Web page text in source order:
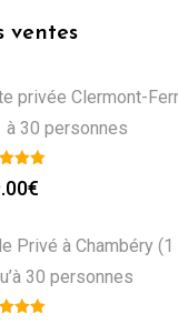
ventes
privée Clermont-
à 30 personnes
€
Privé à Chambéry
30 personnes